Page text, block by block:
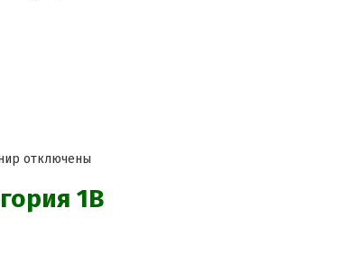
отключены
1В